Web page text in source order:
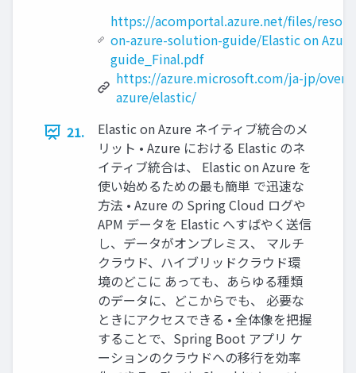
https://acomportal.azure.net/files/
on-azure-solution-guide/Elastic on
guide_Final.pdf
https://azure.microsoft.com/ja-jp/
azure/elastic/
21.
Elastic on Azure ネイティブ統合のメ
リット • Azure における Elastic のネ
イティブ統合は、 Elastic on Azure を
使い始めるための最も簡単 で迅速な
⽅法 • Azure の Spring Cloud ログや
APM データを Elastic へすばやく送信
し、データがオンプレミス、 マルチ
クラウド、ハイブリッドクラウド環
境のどこに あっても、あらゆる種類
のデータに、どこからでも、 必要な
ときにアクセスできる • 全体像を把握
することで、Spring Boot アプリ ケ
ーションのクラウドへの移⾏を効率